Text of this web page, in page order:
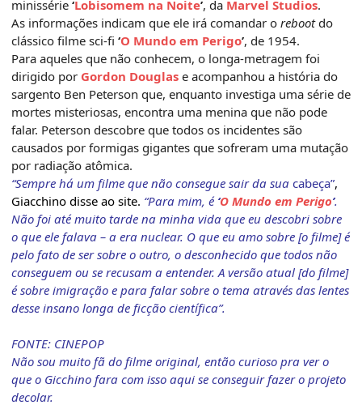
minissérie ‘Lobisomem na Noite’, da Marvel Studios.
As informações indicam que ele irá comandar o reboot do
clássico filme sci-fi ‘O Mundo em Perigo’, de 1954.
Para aqueles que não conhecem, o longa-metragem foi
dirigido por Gordon Douglas e acompanhou a história do
sargento Ben Peterson que, enquanto investiga uma série de
mortes misteriosas, encontra uma menina que não pode
falar. Peterson descobre que todos os incidentes são
causados por formigas gigantes que sofreram uma mutação
por radiação atômica.
“Sempre há um filme que não consegue sair da sua cabeça”,
Giacchino disse ao site. “Para mim, é ‘O Mundo em Perigo’.
Não foi até muito tarde na minha vida que eu descobri sobre
o que ele falava – a era nuclear. O que eu amo sobre [o filme] é
pelo fato de ser sobre o outro, o desconhecido que todos não
conseguem ou se recusam a entender. A versão atual [do filme]
é sobre imigração e para falar sobre o tema através das lentes
desse insano longa de ficção científica”.
FONTE: CINEPOP
Não sou muito fã do filme original, então curioso pra ver o
que o Gicchino fara com isso aqui se conseguir fazer o projeto
decolar.